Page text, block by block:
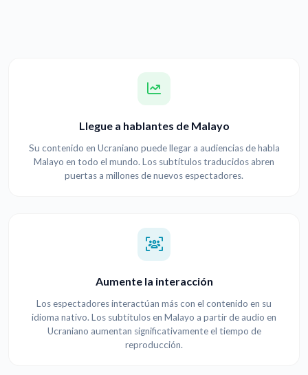
Llegue a hablantes de Malayo
Su contenido en Ucraniano puede llegar a audiencias de habla
Malayo en todo el mundo. Los subtítulos traducidos abren
puertas a millones de nuevos espectadores.
Aumente la interacción
Los espectadores interactúan más con el contenido en su
idioma nativo. Los subtítulos en Malayo a partir de audio en
Ucraniano aumentan significativamente el tiempo de
reproducción.